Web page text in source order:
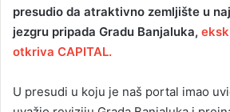
presudio da atraktivno zemljište u
jezgru pripada Gradu Banjaluka,
otkriva CAPITAL.
U presudi u koju je naš portal imao